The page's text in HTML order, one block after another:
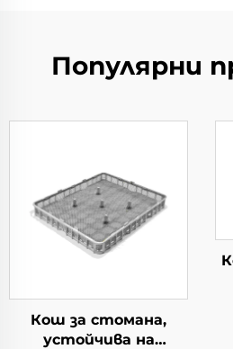
Популярни
Кош за стомана,
устойчива на